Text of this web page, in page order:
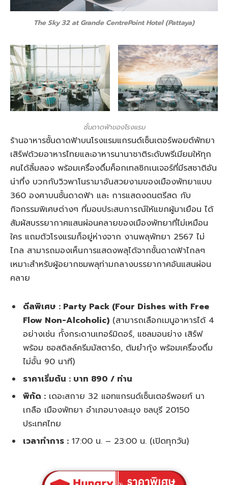
The Sky 32 at Grande CentrePoint Hotel (Pattaya)
ชั้นดาดฟ้าของโรงแรม
ร้านอาหารชั้นดาดฟ้าบนโรงแรมแกรนด์เซ็นเตอร์พอยต์พัทยา
เสิร์ฟด้วยอาหารไทยและอาหารนานาชาติระดับพรีเมียมให้ทุก
คนได้ลิ้มลอง พร้อมเครื่องดื่มค็อกเทลซิกเนเจอร์ที่มีรสชาติอัน
น่าทึ่ง บวกกับวิวพาโนรามาอันสวยงามของเมืองพัทยาแบบ
360 องศาบนชั้นดาดฟ้า และ การแสดงดนตรีสด กับ
กิจกรรมพิเศษต่างๆ ที่มอบประสบการณ์ให้แขกผู้มาเยือน ได้
สัมผัสบรรยากาศแสนผ่อนคลายของเมืองพัทยาที่ไม่เหมือน
ใคร แถมตัวโรงแรมก็อยู่ห่างจาก งานพลุพัทยา 2567 ไม่
ไกล สามารถมองเห็นการแสดงพลุได้จากชั้นดาดฟ้าไกลๆ
เหมาะสำหรับผู้อยากชมพลุท่ามกลางบรรยากาศอันแสนผ่อน
คลาย
ดีลพิเศษ : Party Pack (Four Dishes with Free
Flow Non-Alcoholic) (สามารถเลือกเมนูอาหารได้ 4
อย่างเช่น กั้งกระดานเทอร์มิดอร์, แซลมอนย่าง เสิร์ฟ
พร้อม ซอสดิลล์ครีมมัสตาร์ด, ต้มยำกุ้ง พร้อมเครื่องดื่ม
ไม่อั้น 90 นาที)
ราคาเริ่มต้น : บาท 890 / ท่าน
พิกัด : เดอะสกาย 32 แอทแกรนด์เซ็นเตอร์พอยท์ นา
เกลือ เมืองพัทยา อำเภอบางละมุง ชลบุรี 20150
ประเทศไทย
เวลาทำการ : 17:00 น. – 23:00 น. (เปิดทุกวัน)